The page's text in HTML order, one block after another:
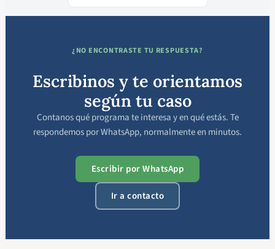
¿NO ENCONTRASTE TU RESPUESTA?
Escribinos y te orientamos
según tu caso
Contanos qué programa te interesa y en qué estás. Te
respondemos por WhatsApp, normalmente en minutos.
Escribir por WhatsApp
Ir a contacto